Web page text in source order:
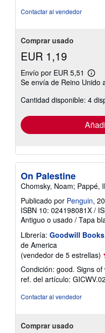
Contactar al vendedor
Comprar usado
EUR 1,19
Envío por EUR 5,51
Más
las
tarifas
envío
Se envía de Reino Unido
Cantidad disponible: 4
On Palestine
Chomsky, Noam; Pappé,
Publicado por Penguin,
ISBN 10: 024198081X /
Antiguo o usado / Tapa
Librería: Goodwill Books
de America
(vendedor de 5 estrellas)
5
Condición: good. Signs
ref. del artículo:
Contactar al vendedor
Comprar usado